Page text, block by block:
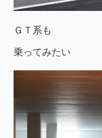
ＧＴ系も
乗ってみたい